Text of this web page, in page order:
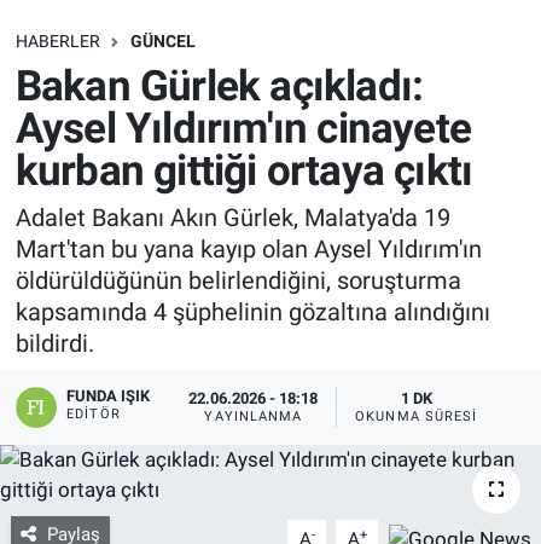
HABERLER GÜNCEL
Bakan Gürlek açıkladı:
Aysel Yıldırım'ın cinayete
kurban gittiği ortaya çıktı
Adalet Bakanı Akın Gürlek, Malatya'da 19
Mart'tan bu yana kayıp olan Aysel Yıldırım'ın
öldürüldüğünün belirlendiğini, soruşturma
kapsamında 4 şüphelinin gözaltına alındığını
bildirdi.
FUNDA IŞIK
EDITÖR
22.06.2026 - 18:18
YAYINLANMA
1 DK
OKUNMA SÜRESI
Paylaş A- A+
SAĞLIK
EKONOMİ
EĞİTİM
ÖZEL HABER
Keşfet
ASTROLOJİ
MANŞET
RESMİ İLANLAR
İLAN